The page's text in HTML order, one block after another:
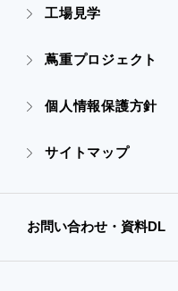
- CSR活動
- ぎぞらーず
- デザイン
工場見学
蔦重プロジェクト
個人情報保護方針
サイトマップ
お問い合わせ・資料DL